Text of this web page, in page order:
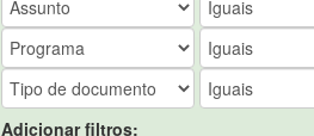
Adicionar filtros: